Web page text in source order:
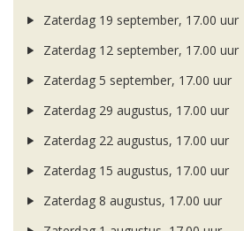
Zaterdag 19 september, 17.00 uur
Zaterdag 12 september, 17.00 uur
Zaterdag 5 september, 17.00 uur
Zaterdag 29 augustus, 17.00 uur
Zaterdag 22 augustus, 17.00 uur
Zaterdag 15 augustus, 17.00 uur
Zaterdag 8 augustus, 17.00 uur